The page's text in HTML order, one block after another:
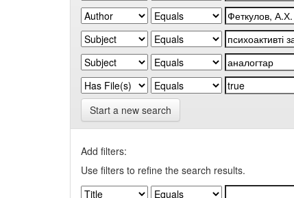
Start a new search
Add filters:
Use filters to refine the search results.